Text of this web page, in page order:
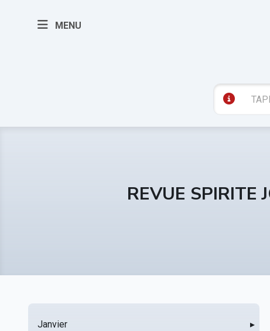
MENU
REVUE SPIRITE
Janvier ▸